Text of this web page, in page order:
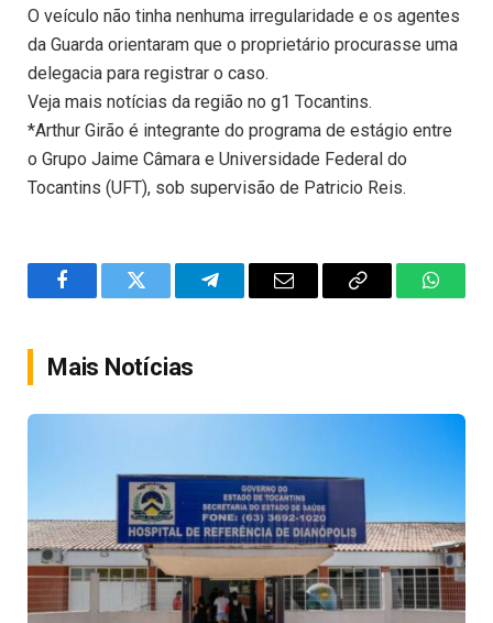
O veículo não tinha nenhuma irregularidade e os agentes
da Guarda orientaram que o proprietário procurasse uma
delegacia para registrar o caso.
Veja mais notícias da região no g1 Tocantins.
*Arthur Girão é integrante do programa de estágio entre
o Grupo Jaime Câmara e Universidade Federal do
Tocantins (UFT), sob supervisão de Patricio Reis.
FacebookTwitter TelegramEmail
Copy
Mais Notícias